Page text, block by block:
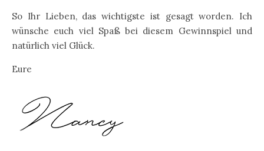
So Ihr Lieben, das wichtigste ist gesagt worden. Ich
wünsche euch viel Spaß bei diesem Gewinnspiel und
natürlich viel Glück.
Eure